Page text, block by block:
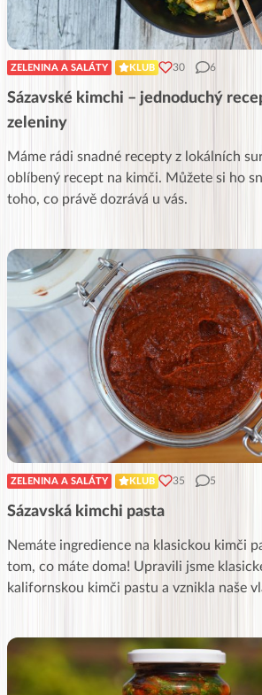
ZELENINA A SALÁTY KLUB 30 6
Sázavské kimchi – jednoduchý
zeleniny
Máme rádi snadné recepty z lokálních
oblíbený recept na kimči. Můžete si ho
toho, co právě dozrává u vás.
ZELENINA A SALÁTY KLUB 35 5
Sázavská kimchi pasta
Nemáte ingredience na klasickou kimči
tom, co máte doma! Upravili jsme
kalifornskou kimči pastu a vznikla naše